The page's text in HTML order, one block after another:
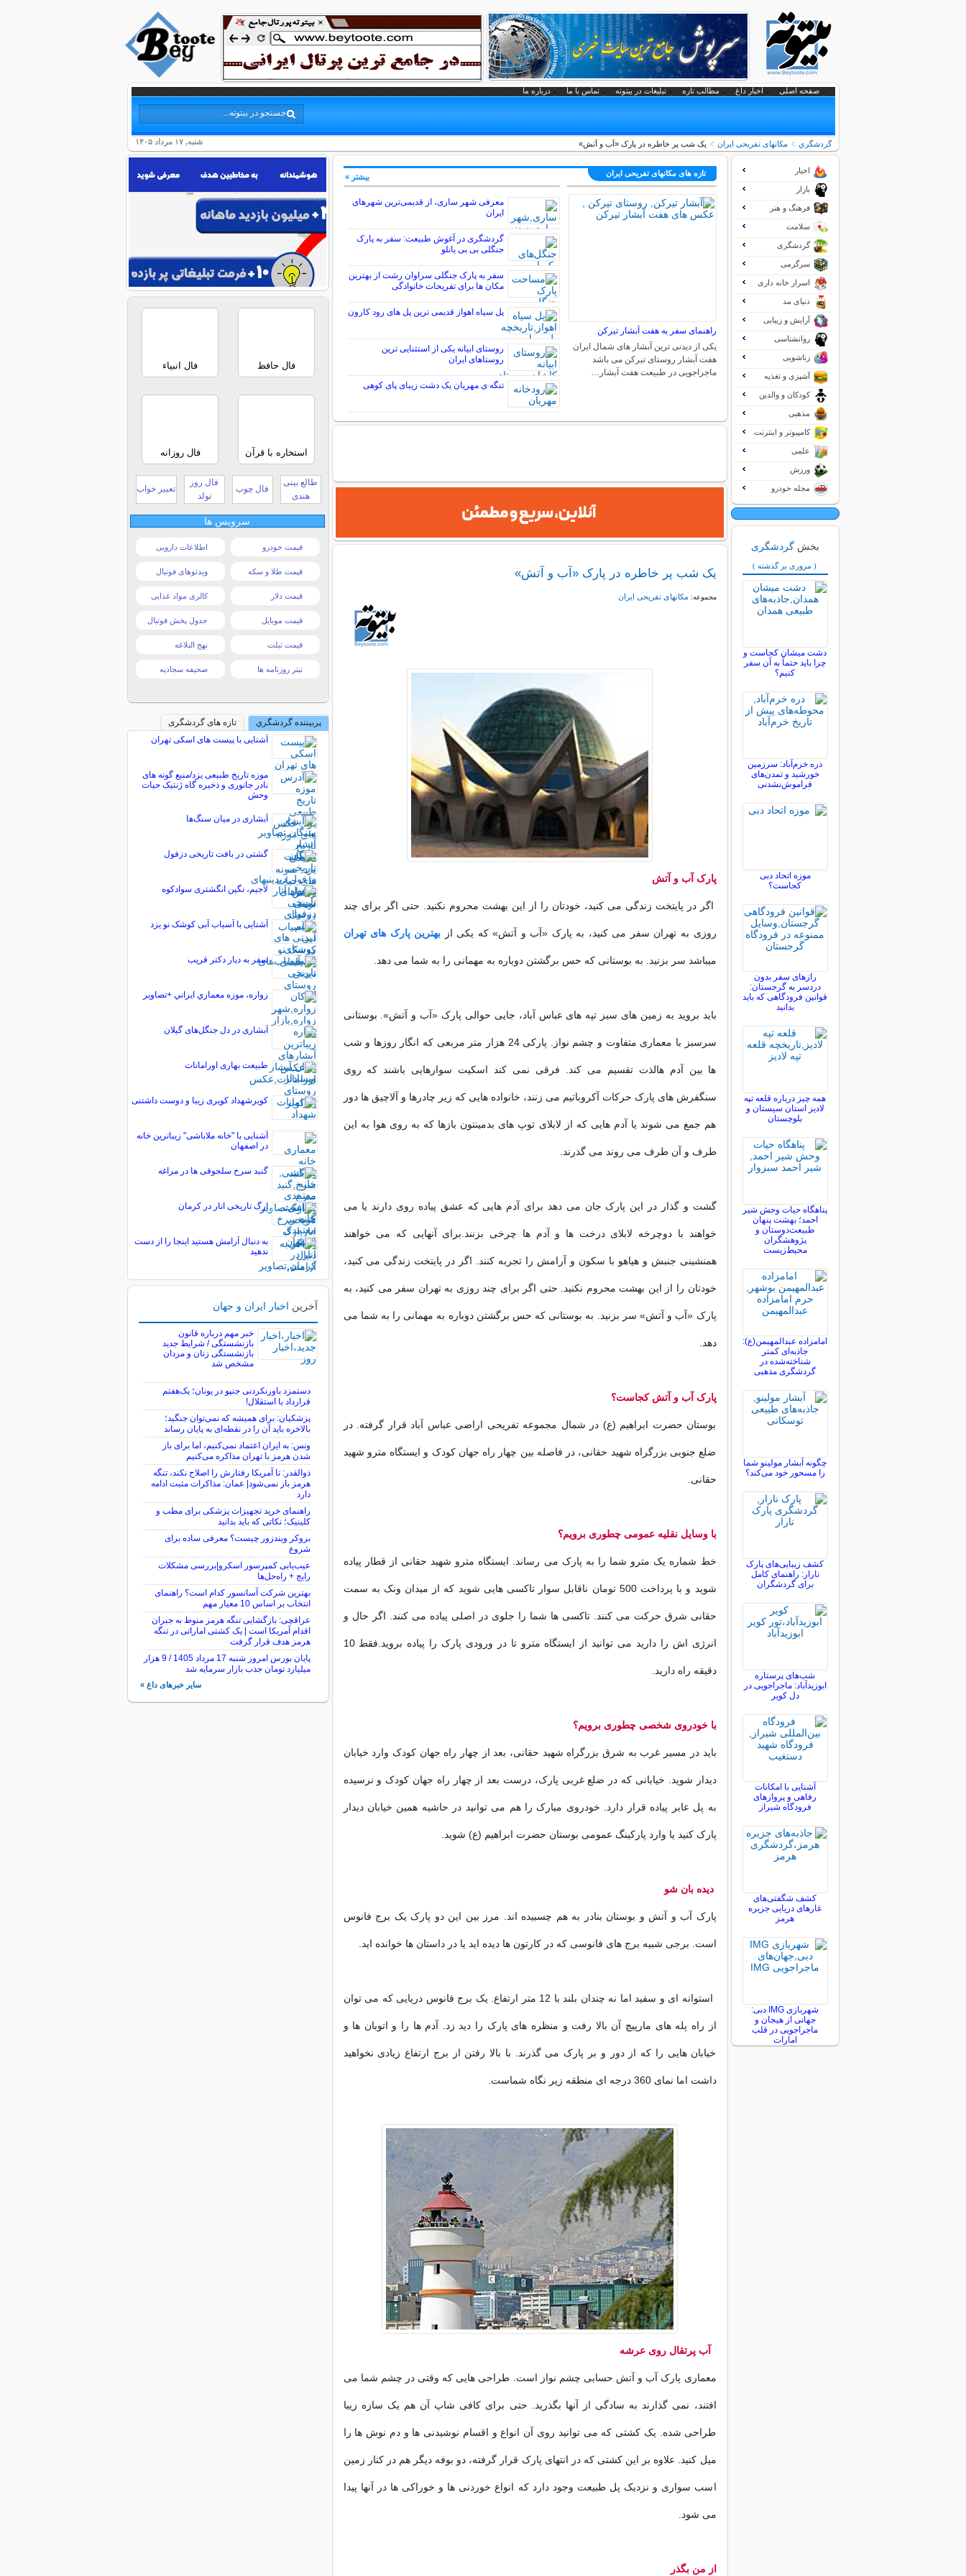
صفحه اصلی اخبار داغ مطالب تازه تبلیغات در بیتوته تماس با ما درباره ما
شنبه, ۱۷ مرداد ۱۴۰۵ گردشگري مکانهای تفریحی ايران یک شب پر خاطره در پارک «آب و آتش»
تازه های مکانهای تفریحی ايران
راهنمای سفر به هفت آبشار تیرکن
یکی از دیدنی ترین آبشار های شمال ایران
هفت آبشار روستای تیرکن می باشد
ماجراجویی در طبیعت هفت آبشار…
معرفی شهر ساری، از قدیمی‌ترین شهرهای
ایران
گردشگری در آغوش طبیعت: سفر به پارک
جنگلی بی بی یانلو
سفر به پارک جنگلی سراوان رشت از بهترین
مکان ها برای تفریحات خانوادگی
پل سیاه اهواز قدیمی ترین پل های رود کارون
روستای ابیانه یکی از استثنایی ‏ترین
روستاهای ایران
تنگه ی مهریان یک دشت زیبای پای کوهی
بیشتر »
یک شب پر خاطره در پارک «آب و آتش»
مجموعه: مکانهای تفریحی ايران
پارک آب و آتش
اگر در پایتخت زندگی می کنید، خودتان را از این بهشت محروم نکنید. حتی اگر برای چند
روزی به تهران سفر می کنید، به پارک «آب و آتش» که یکی از بهترین پارک های تهران
میباشد سر بزنید. به بوستانی که حس برگشتن دوباره به مهمانی را به شما می دهد.
باید بروید به زمین های سبز تپه های عباس آباد، جایی حوالی پارک «آب و آتش». بوستانی
سرسبز با معماری متفاوت و چشم نواز. پارکی 24 هزار متر مربعی که انگار روزها و شب
ها بین آدم هالذت تقسیم می کند. فرقی نمی کند اسکیت سوارهایی باشند که روی
سنگفرش های پارک حرکات آکروباتیم می زنند، خانواده هایی که زیر چادرها و آلاچیق ها دور
هم جمع می شوند یا آدم هایی که از لابلای توپ های بدمینتون بازها که به روی هوا به این
طرف و آن طرف می روند می گذرند.
گشت و گذار در این پارک جان می دهد برای آدم هایی که عشق پیاده روی دارند یا می
خواهند با دوچرخه لابلای درخت ها و آدم ها چرخی بزنند.برای آنهایی که می خواهند
همنشینی جنبش و هیاهو با سکون و آرامش را تجربه کنند. اگر در پایتخت زندگی می کنید،
خودتان را از این بهشت محروم نکنید. حتی اگر برای چند روزی به تهران سفر می کنید، به
پارک «آب و آتش» سر بزنید. به بوستانی که حس برگشتن دوباره به مهمانی را به شما می
دهد.
پارک آب و آتش کجاست؟
بوستان حضرت ابراهیم (ع) در شمال مجموعه تفریحی اراضی عباس آباد قرار گرفته. در
ضلع جنوبی بزرگراه شهید حقانی، در فاصله بین چهار راه جهان کودک و ایستگاه مترو شهید
حقانی.
با وسایل نقلیه عمومی چطوری برویم؟
خط شماره یک مترو شما را به پارک می رساند. ایستگاه مترو شهید حقانی از قطار پیاده
شوید و با پرداخت 500 تومان ناقابل سوار تاکسی هایی شوید که از میدان ونک به سمت
حقانی شرق حرکت می کنند. تاکسی ها شما را جلوی در اصلی پیاده می کنند. اگر حال و
انرژی اش را دارید می توانید از ایستگاه مترو تا در ورودی پارک را پیاده بروید.فقط 10
دقیقه راه دارید.
با خودروی شخصی چطوری برویم؟
باید در مسیر غرب به شرق بزرگراه شهید حقانی، بعد از چهار راه جهان کودک وارد خیابان
دیدار شوید. خیابانی که در ضلع غربی پارک، درست بعد از چهار راه جهان کودک و نرسیده
به پل عابر پیاده قرار دارد. خودروی مبارک را هم می توانید در حاشیه همین خیابان دیدار
پارک کنید یا وارد پارکینگ عمومی بوستان حضرت ابراهیم (ع) شوید.
دیده بان شو
پارک آب و آتش و بوستان بنادر به هم چسبیده اند. مرز بین این دو پارک یک برج فانوس
است. برجی شبیه برج های فانوسی که در کارتون ها دیده اید یا در داستان ها خوانده اید.
استوانه ای و سفید اما نه چندان بلند با 12 متر ارتفاع. یک برج فانوس دریایی که می توان
از راه پله های مارپیچ آن بالا رفت و منظره های پارک را دید زد. آدم ها را و اتوبان ها و
خیابان هایی را که از دور و بر پارک می گذرند. با بالا رفتن از برج ارتفاع زیادی نخواهید
داشت اما نمای 360 درجه ای منطقه زیر نگاه شماست.
آب پرتقال روی عرشه
معماری پارک آب و آتش حسابی چشم نواز است. طراحی هایی که وقتی در چشم شما می
افتند، نمی گذارند به سادگی از آنها بگذرید. حتی برای کافی شاپ آن هم یک سازه زیبا
طراحی شده. یک کشتی که می توانید روی آن انواع و اقسام نوشیدنی ها و دم نوش ها را
میل کنید. علاوه بر این کشتی که در انتهای پارک قرار گرفته، دو بوفه دیگر هم در کنار زمین
اسب سواری و نزدیک پل طبیعت وجود دارد که انواع خوردنی ها و خوراکی ها در آنها پیدا
می شود.
از من بگذر
اخبار
بازار
فرهنگ و هنر
سلامت
گردشگری
سرگرمی
اسرار خانه داری
دنیای مد
آرایش و زیبایی
روانشناسی
زناشویی
آشپزی و تغذیه
کودکان و والدین
مذهبی
کامپیوتر و اینترنت
علمی
ورزش
مجله خودرو
بخش گردشگری
( مروری بر گذشته )
دشت میشان کجاست و
چرا باید حتماً به آن سفر
کنیم؟
دره خرم‌آباد: سرزمین
خورشید و تمدن‌های
فراموش‌نشدنی
موزه اتحاد دبی
کجاست؟
رازهای سفر بدون
دردسر به گرجستان:
قوانین فرودگاهی که باید
بدانید
همه چیز درباره قلعه تپه
لادیز استان سیستان و
بلوچستان
پناهگاه حیات وحش شیر
احمد؛ بهشت پنهان
طبیعت‌دوستان و
پژوهشگران
محیط‌زیست
امامزاده عبدالمهیمن(ع):
جاذبه‌ای کمتر
شناخته‌شده در
گردشگری مذهبی
چگونه آبشار مولینو شما
را مسحور خود می‌کند؟
کشف زیبایی‌های پارک
نارار: راهنمای کامل
برای گردشگران
شب‌های پرستاره
ابوزیدآباد: ماجراجویی در
دل کویر
آشنایی با امکانات
رفاهی و پروازهای
فرودگاه شیراز
کشف شگفتی‌های
غارهای دریایی جزیره
هرمز
شهربازی IMG دبی:
جهانی از هیجان و
ماجراجویی در قلب
امارات
فال حافظ فال انبیاء
استخاره با قرآن فال روزانه
طالع بینی
هندی
فال چوب
فال روز
تولد
تعبیر خواب
سرویس ها
قیمت خودرو اطلاعات دارویی
قیمت طلا و سکه ویدئوهای فوتبال
قیمت دلار کالری مواد غذایی
قیمت موبایل جدول پخش فوتبال
قیمت تبلت نهج البلاغه
تیتر روزنامه ها صحیفه سجادیه
پربیننده گردشگري
تازه های گردشگری
آشنایی با پیست های اسکی تهران
موزه تاریخ طبیعی یزد/منبع گونه های
نادر جانوری و ذخیره گاه ژنتیک حیات
وحش
آبشاری در میان سنگ‌ها
گشتی در بافت تاریخی دزفول
لاجیم، نگین انگشتری سوادکوه
آشنایی با آسیاب آبی کوشک نو یزد
سفر به دیار دکتر قریب
زواره، موزه معماري ايراني +تصاویر
آبشاری در دل جنگل‌های گیلان
طبیعت بهاری اورامانات
کویرشهداد کویری زیبا و دوست داشتنی
آشنایی با "خانه ملاباشی" زیباترین خانه
در اصفهان
گنبد سرخ سلجوقی ها در مراغه
ارگ تاریخی انار در کرمان
به دنبال آرامش هستید اینجا را از دست
ندهید
آخرین اخبار ایران و جهان
خبر مهم درباره قانون
بازنشستگی / شرایط جدید
بازنشستگی زنان و مردان
مشخص شد
دستمزد باورنکردنی جنپو در یونان؛ یک‌هفتم
قرارداد با استقلال!
پزشکیان: برای همیشه که نمی‌توان جنگید؛
بالاخره باید آن را در نقطه‌ای به پایان رساند
ونس: به ایران اعتماد نمی‌کنیم، اما برای باز
شدن هرمز با تهران مذاکره می‌کنیم
ذوالقدر: تا آمریکا رفتارش را اصلاح نکند، تنگه
هرمز باز نمی‌شود| عمان: مذاکرات مثبت ادامه
دارد
راهنمای خرید تجهیزات پزشکی برای مطب و
کلینیک؛ نکاتی که باید بدانید
بروکر ویندزور چیست؟ معرفی ساده برای
شروع
عیب‌یابی کمپرسور اسکرو|بررسی مشکلات
رایج + راه‌حل‌ها
بهترین شرکت آسانسور کدام است؟ راهنمای
انتخاب بر اساس 10 معیار مهم
عراقچی: بازگشایی تنگه هرمز منوط به جبران
اقدام آمریکا است | یک کشتی اماراتی در تنگه
هرمز هدف قرار گرفت
پایان بورس امروز شنبه 17 مرداد 1405 / 9 هزار
میلیارد تومان جذب بازار سرمایه شد
سایر خبرهای داغ »